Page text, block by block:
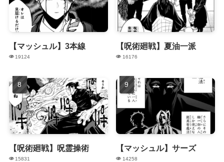
【マッシュル】3本線
19124
【呪術廻戦】夏油一派
16176
【呪術廻戦】呪霊操術
15831
【マッシュル】サーズ
14258